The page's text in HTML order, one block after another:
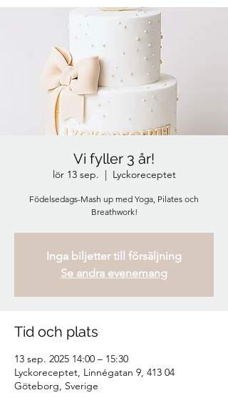
Vi fyller 3 år!
lör 13 sep.
  |
Lyckoreceptet
Födelsedags-Mash up med Yoga, Pilates och
Inga biljetter till försäljning
Se andra evenemang
Tid och plats
13 sep. 2025 14:00 – 15:30
Lyckoreceptet, Linnégatan 9, 413 04
Göteborg, Sverige